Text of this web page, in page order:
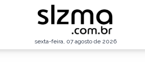
sexta-feira, 07 agosto de 2026